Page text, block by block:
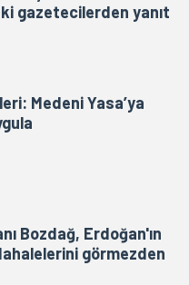
gazetecilerden yanıt
Medeni Yasa’ya
Bozdağ, Erdoğan'ın
görmezden